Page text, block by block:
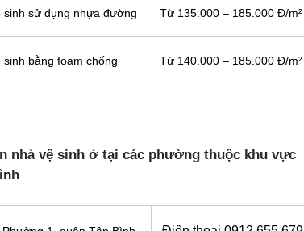
sinh sử dụng nhựa đường Từ 135.000 – 185.000 Đ/m²
bằng foam chống
Từ 140.000 – 185.000 Đ/m²
nhà vệ sinh ở tại các phường thuộc khu vực